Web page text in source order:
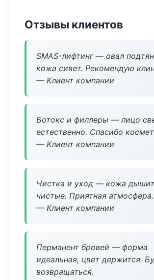
Отзывы клиентов
SMAS-лифтинг — овал
кожа сияет. Рекомендую
— Клиент компании
Ботокс и филлеры — лицо
естественно. Спасибо
— Клиент компании
Чистка и уход — кожа
чистые. Приятная атмосфера.
— Клиент компании
Перманент бровей — форма
идеальная, цвет держится.
возвращаться.